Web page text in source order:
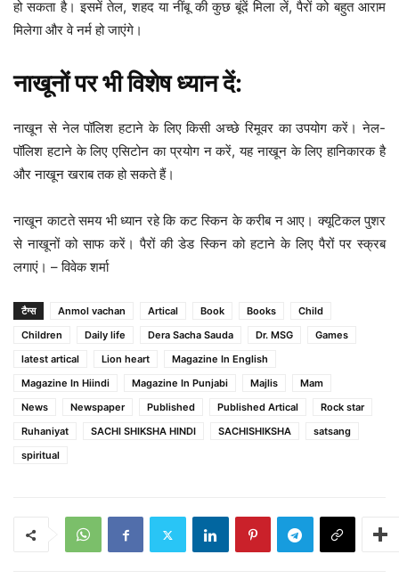
हो सकता है। इसमें तेल, शहद या नींबू की कुछ बूंदें मिला लें, पैरों को बहुत आराम
मिलेगा और वे नर्म हो जाएंगे।
नाखूनों पर भी विशेष ध्यान दें:
नाखून से नेल पॉलिश हटाने के लिए किसी अच्छे रिमूवर का उपयोग करें। नेल-
पॉलिश हटाने के लिए एसिटोन का प्रयोग न करें, यह नाखून के लिए हानिकारक है
और नाखून खराब तक हो सकते हैं।
नाखून काटते समय भी ध्यान रहे कि कट स्किन के करीब न आए। क्यूटिकल पुशर
से नाखूनों को साफ करें। पैरों की डेड स्किन को हटाने के लिए पैरों पर स्क्रब
लगाएं। – विवेक शर्मा
टैग्स Anmol vachan Artical Book Books
Child
Children
Daily life Dera Sacha Sauda Dr. MSG
Games
latest artical
Lion heart
Magazine In English
Magazine In Hiindi
Magazine In Punjabi Majlis
Mam
News
Newspaper Published Published Artical
Rock star
Ruhaniyat
SACHI SHIKSHA HINDI SACHISHIKSHA
satsang
spiritual